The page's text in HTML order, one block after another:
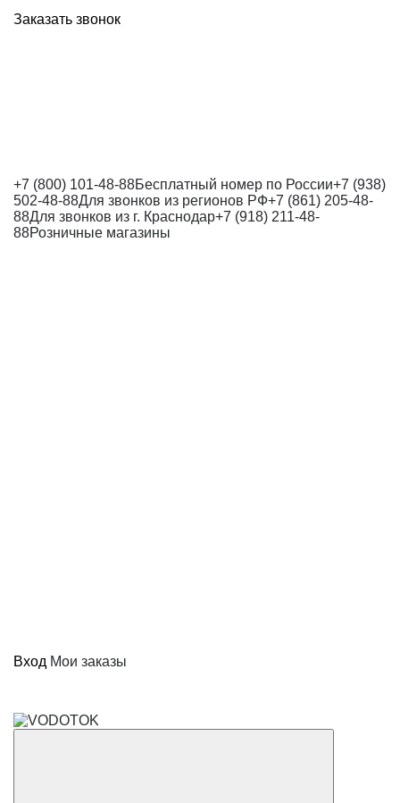
Заказать звонок
+7 (800) 101-48-88Бесплатный номер по России+7 (938)
502-48-88Для звонков из регионов РФ+7 (861) 205-48-
88Для звонков из г. Краснодар+7 (918) 211-48-
88Розничные магазины
Вход Мои заказы